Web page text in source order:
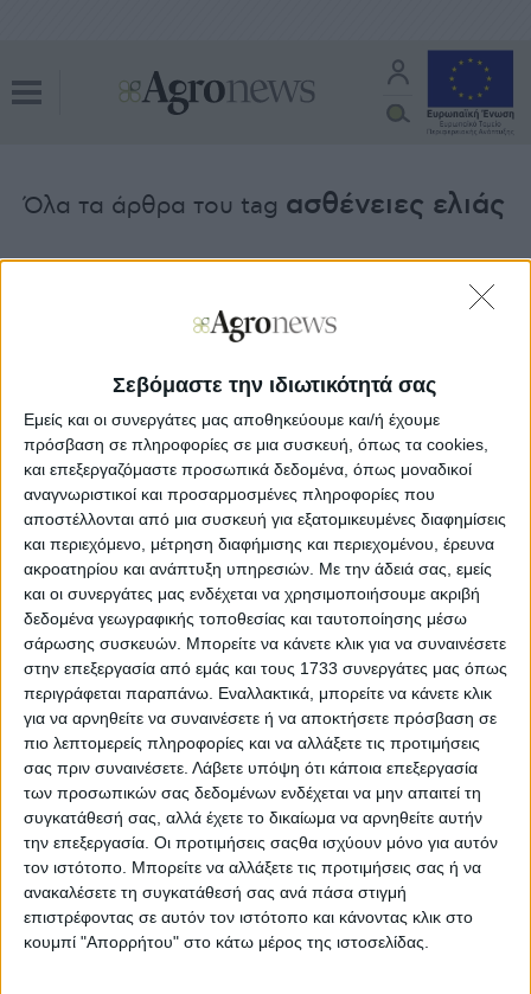
Σεβόμαστε την ιδιωτικότητά σας
Εμείς και οι συνεργάτες μας αποθηκεύουμε και/ή έχουμε
πρόσβαση σε πληροφορίες σε μια συσκευή, όπως τα cookies,
και επεξεργαζόμαστε προσωπικά δεδομένα, όπως μοναδικοί
αναγνωριστικοί και προσαρμοσμένες πληροφορίες που
αποστέλλονται από μια συσκευή για εξατομικευμένες διαφημίσεις
και περιεχόμενο, μέτρηση διαφήμισης και περιεχομένου, έρευνα
ακροατηρίου και ανάπτυξη υπηρεσιών. Με την άδειά σας, εμείς
και οι συνεργάτες μας ενδέχεται να χρησιμοποιήσουμε ακριβή
δεδομένα γεωγραφικής τοποθεσίας και ταυτοποίησης μέσω
σάρωσης συσκευών. Μπορείτε να κάνετε κλικ για να συναινέσετε
στην επεξεργασία από εμάς και τους 1733 συνεργάτες μας όπως
περιγράφεται παραπάνω. Εναλλακτικά, μπορείτε να κάνετε κλικ
για να αρνηθείτε να συναινέσετε ή να αποκτήσετε πρόσβαση σε
πιο λεπτομερείς πληροφορίες και να αλλάξετε τις προτιμήσεις
σας πριν συναινέσετε. Λάβετε υπόψη ότι κάποια επεξεργασία
των προσωπικών σας δεδομένων ενδέχεται να μην απαιτεί τη
συγκατάθεσή σας, αλλά έχετε το δικαίωμα να αρνηθείτε αυτήν
την επεξεργασία. Οι προτιμήσεις σαςθα ισχύουν μόνο για αυτόν
τον ιστότοπο. Μπορείτε να αλλάξετε τις προτιμήσεις σας ή να
ανακαλέσετε τη συγκατάθεσή σας ανά πάσα στιγμή
επιστρέφοντας σε αυτόν τον ιστότοπο και κάνοντας κλικ στο
κουμπί "Απορρήτου" στο κάτω μέρος της ιστοσελίδας.
Όλα τα άρθρα του tag ασθένειες ελιάς
Πονοκέφαλος για 7 νέα παθογόνα που
νεκρώνουν ελιές, αμπέλια, ακρόδρυα
Ελαίας Καρπός 26.10.23 - 09:39
Τα βακτήρια του ελαιώνα μπορεί να
κρατούν το κλειδί για την
καταπολέμηση της Xylella
Farming 25.10.23 - 14:05
Ο υγρός καιρός φέρνει κυκλοκόνιο
και γλοιοσπόριο στα ελαιόδεντρα
Γεωργικές Προειδοποιήσεις
17.10.23 - 09:04
Φθινοπωρινά κλαδέματα και
ψεκασμοί για ασθένειες στην ελιά